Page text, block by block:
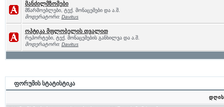
მანძილმზომები
მწარმოებლები, ტექ. მონაცემები და ა.შ.
მოდერატორი: Davitus
ოპტიკა მფლობელის თვალით
რეპორტები, ტექ. მონაცემების განხილვა და ა.შ.
მოდერატორი: Davitus
ფორუმის სტატისტიკა
დღის